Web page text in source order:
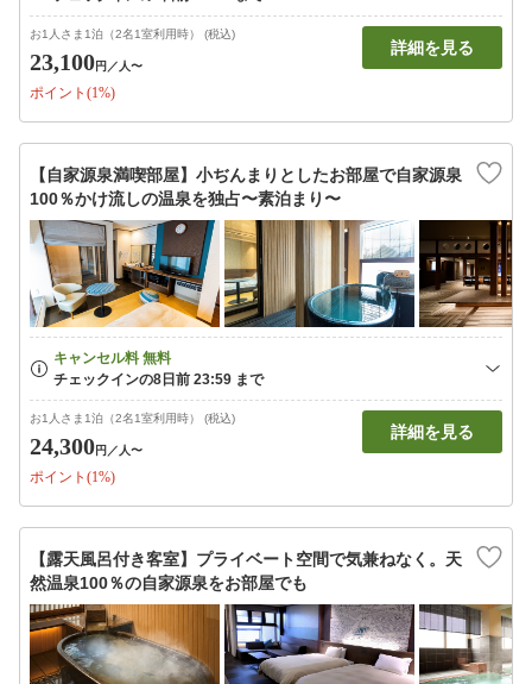
お1人さま1泊（2名1室利用時） (税込)
23,100円 ／人〜
ポイント(1%)
詳細を見る
【自家源泉満喫部屋】小ぢんまりとしたお部屋で自家源泉
100％かけ流しの温泉を独占〜素泊まり〜
お1人さま1泊（2名1室利用時） (税込)
24,300円 ／人〜
ポイント(1%)
詳細を見る
【露天風呂付き客室】プライベート空間で気兼ねなく。天
然温泉100％の自家源泉をお部屋でも